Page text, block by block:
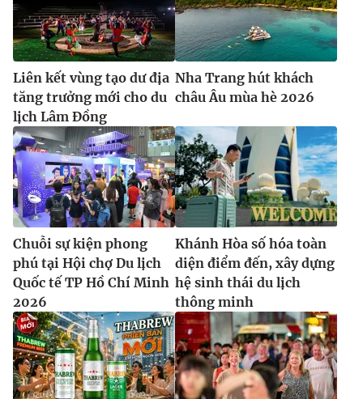
Liên kết vùng tạo dư địa
tăng trưởng mới cho du
lịch Lâm Đồng
Nha Trang hút khách
châu Âu mùa hè 2026
Chuỗi sự kiện phong
phú tại Hội chợ Du lịch
Quốc tế TP Hồ Chí Minh
2026
Khánh Hòa số hóa toàn
diện điểm đến, xây dựng
hệ sinh thái du lịch
thông minh